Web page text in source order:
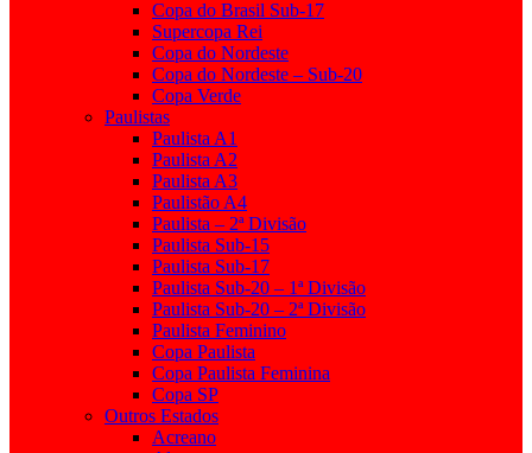
Copa do Brasil Sub-17
Supercopa Rei
Copa do Nordeste
Copa do Nordeste – Sub-20
Copa Verde
Paulistas
Paulista A1
Paulista A2
Paulista A3
Paulistão A4
Paulista – 2ª Divisão
Paulista Sub-15
Paulista Sub-17
Paulista Sub-20 – 1ª Divisão
Paulista Sub-20 – 2ª Divisão
Paulista Feminino
Copa Paulista
Copa Paulista Feminina
Copa SP
Outros Estados
Acreano